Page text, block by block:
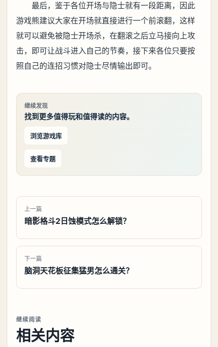
最后，鉴于各位开场与隐士就有一段距离，因此
游戏熊建议大家在开场就直接进行一个前滚翻，这样
就可以避免被隐士开场杀，在翻滚之后立马接向上攻
击，即可让战斗进入自己的节奏，接下来各位只要按
照自己的连招习惯对隐士尽情输出即可。
继续发现
找到更多值得玩和值得读的内容。
浏览游戏库
查看专题
上一篇
暗影格斗2日蚀模式怎么解锁？
下一篇
脑洞天花板征集猛男怎么通关？
继续阅读
相关内容